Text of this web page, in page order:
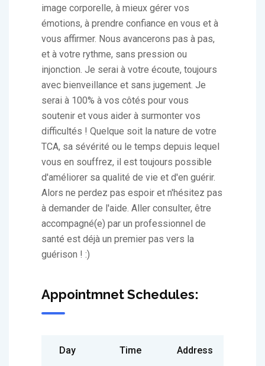
image corporelle, à mieux gérer vos
émotions, à prendre confiance en vous et à
vous affirmer. Nous avancerons pas à pas,
et à votre rythme, sans pression ou
injonction. Je serai à votre écoute, toujours
avec bienveillance et sans jugement. Je
serai à 100% à vos côtés pour vous
soutenir et vous aider à surmonter vos
difficultés ! Quelque soit la nature de votre
TCA, sa sévérité ou le temps depuis lequel
vous en souffrez, il est toujours possible
d'améliorer sa qualité de vie et d'en guérir.
Alors ne perdez pas espoir et n'hésitez pas
à demander de l'aide. Aller consulter, être
accompagné(e) par un professionnel de
santé est déjà un premier pas vers la
guérison ! :)
Appointmnet Schedules:
Day Time Address